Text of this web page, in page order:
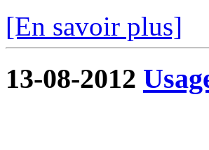
[En savoir plus]
13-08-2012